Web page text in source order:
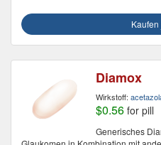
Kaufen
Diamox
Wirkstoff:
$0.56 for pill
Generisches